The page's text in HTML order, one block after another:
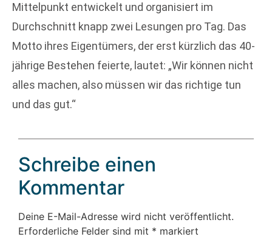
Mittelpunkt entwickelt und organisiert im
Durchschnitt knapp zwei Lesungen pro Tag. Das
Motto ihres Eigentümers, der erst kürzlich das 40-
jährige Bestehen feierte, lautet: „Wir können nicht
alles machen, also müssen wir das richtige tun
und das gut.“
Schreibe einen
Kommentar
Deine E-Mail-Adresse wird nicht veröffentlicht.
Erforderliche Felder sind mit * markiert